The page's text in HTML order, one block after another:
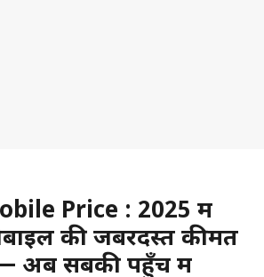
Price : 2025 में
की जबरदस्त कीमतें
अब सबकी पहुँच में